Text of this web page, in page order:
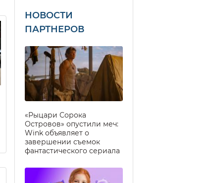
НОВОСТИ
ПАРТНЕРОВ
«Рыцари Сорока
Островов» опустили меч:
Wink объявляет о
завершении съемок
фантастического сериала